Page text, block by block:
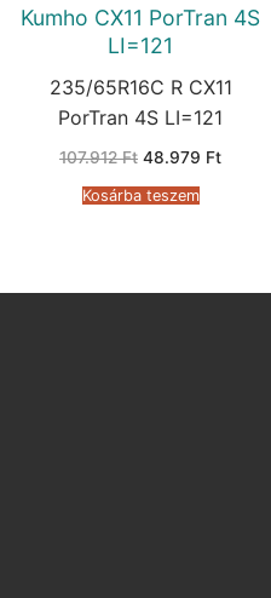
Kumho CX11 PorTran 4S
LI=121
235/65R16C R CX11
PorTran 4S LI=121
107.912Ft Original
was:
107.912 Ft.
48.979 FtCurrent
Kosárba teszem